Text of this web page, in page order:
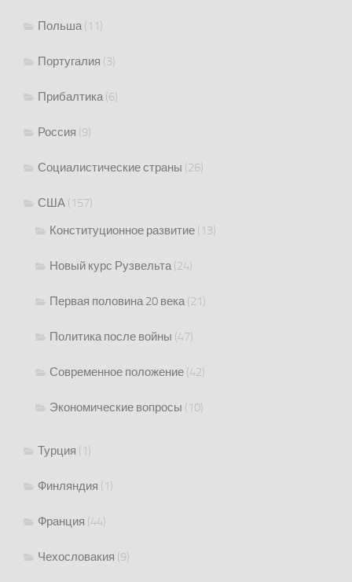
Польша(11)
Португалия (3)
Прибалтика(6)
Россия (9)
Социалистические страны (26)
США (157)
Конституционное развитие (13)
Новый курс Рузвельта(24)
Первая половина 20 века(21)
Политика после войны (47)
Современное положение (42)
Экономические вопросы (10)
Турция (1)
Финляндия (1)
Франция (44)
Чехословакия (9)